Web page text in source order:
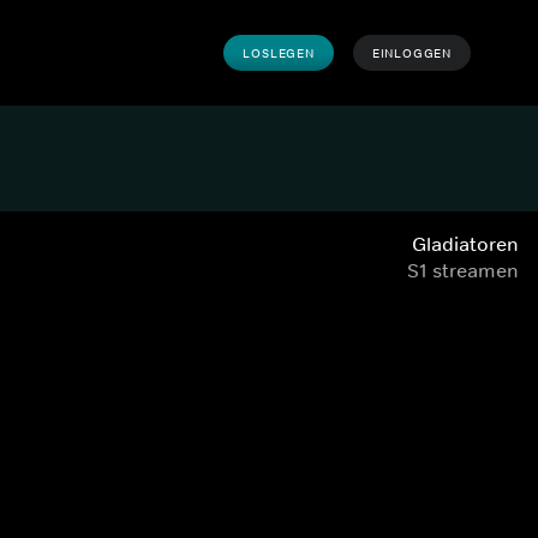
LOSLEGEN EINLOGGEN
Gladiatoren
S1 streamen